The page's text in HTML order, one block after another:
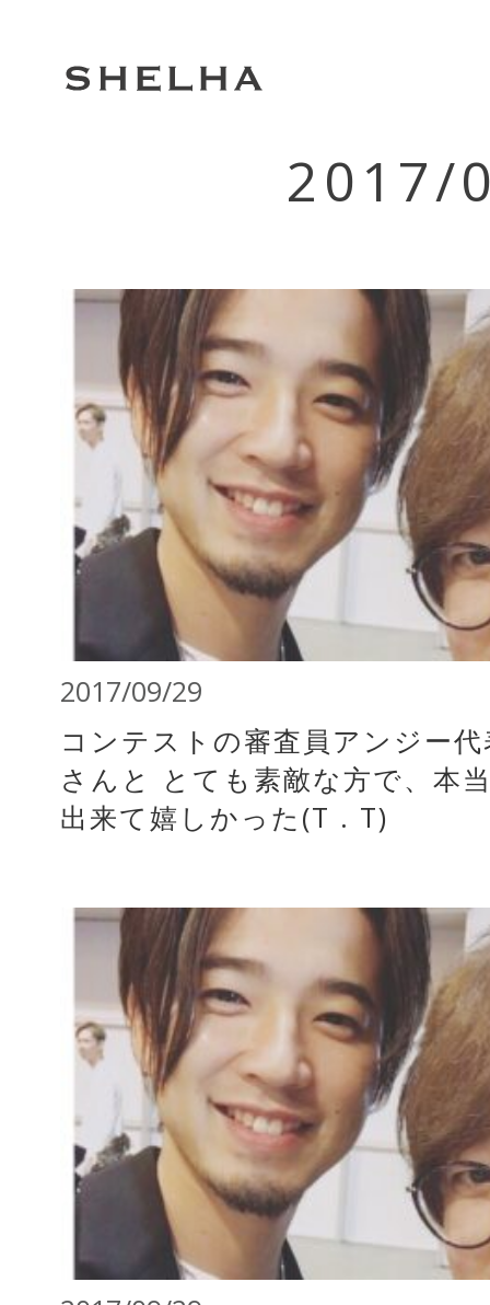
2017/
2017/09/29
コンテストの審査員アンジー
さんと とても素敵な方で、本
出来て嬉しかった(T . T)